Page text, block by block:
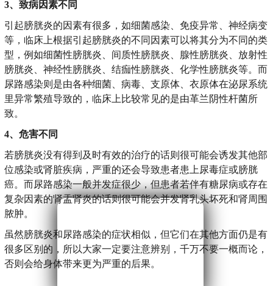
3、致病因素不同
引起膀胱炎的因素有很多，如细菌感染、免疫异常、神经病变
等，临床上根据引起膀胱炎的不同因素可以将其分为不同的类
型，例如细菌性膀胱炎、间质性膀胱炎、腺性膀胱炎、放射性
膀胱炎、神经性膀胱炎、结痂性膀胱炎、化学性膀胱炎等。而
尿路感染则是由各种细菌、病毒、支原体、衣原体在泌尿系统
里异常繁殖导致的，临床上比较常见的是由革兰阴性杆菌所
致。
4、危害不同
若膀胱炎没有得到及时有效的治疗的话则很可能会诱发其他部
位感染或肾脏疾病，严重的还会导致患者患上尿毒症或膀胱
癌。而尿路感染一般并发症很少，但患者若伴有糖尿病或存在
复杂因素的肾盂肾炎的话则很可能会并发肾乳头坏死和肾周围
脓肿。
虽然膀胱炎和尿路感染的症状相似，但它们在其他方面仍是有
很多区别的，所以大家一定要注意辨别，千万不要一概而论，
否则会给身体带来更为严重的后果。